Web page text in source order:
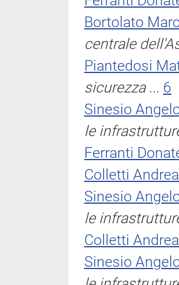
Bortolato
centrale
Piantedosi
sicurezza... 6
Sinesio
le
Ferranti
Colletti
Sinesio
le
Colletti
Sinesio